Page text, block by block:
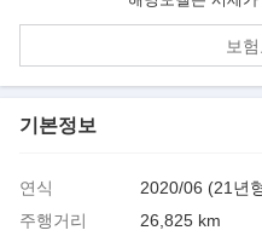
보
기본정보
연식
2020/06 (21년
주행거리
26,825 km